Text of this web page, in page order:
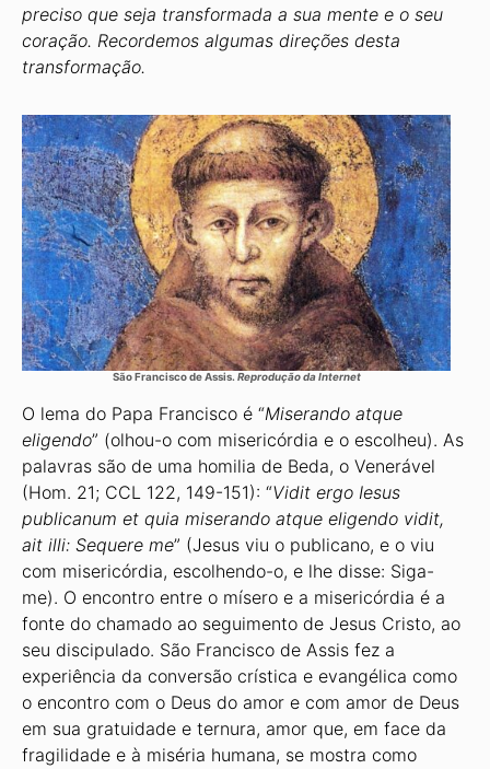
preciso que seja transformada a sua mente e o seu
coração. Recordemos algumas direções desta
transformação.
São Francisco de Assis. Reprodução da Internet
O lema do Papa Francisco é “Miserando atque
eligendo” (olhou-o com misericórdia e o escolheu). As
palavras são de uma homilia de Beda, o Venerável
(Hom. 21; CCL 122, 149-151): “Vidit ergo Iesus
publicanum et quia miserando atque eligendo vidit,
ait illi: Sequere me” (Jesus viu o publicano, e o viu
com misericórdia, escolhendo-o, e lhe disse: Siga-
me). O encontro entre o mísero e a misericórdia é a
fonte do chamado ao seguimento de Jesus Cristo, ao
seu discipulado. São Francisco de Assis fez a
experiência da conversão crística e evangélica como
o encontro com o Deus do amor e com amor de Deus
em sua gratuidade e ternura, amor que, em face da
fragilidade e à miséria humana, se mostra como